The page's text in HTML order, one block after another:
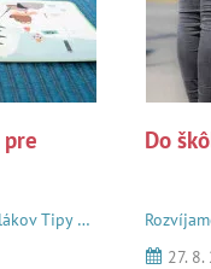
Tipy pre rodičov školákov
Do
27.